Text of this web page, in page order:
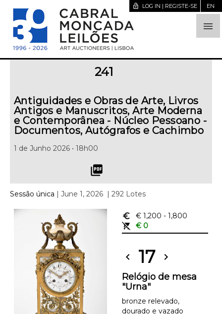

lock_open LOG IN | REGISTE-SE EN
241
Antiguidades e Obras de Arte, Livros
Antigos e Manuscritos, Arte Moderna
e Contemporânea - Núcleo Pessoano -
Documentos, Autógrafos e Cachimbo
1 de Junho 2026 • 18h00
picture_as_pdf
Sessão única | June 1, 2026 | 292 Lotes
euro_symbol € 1,200 - 1,800
remove_shopping_cart
€ 0
chevron_left 17 chevron_right
Relógio de mesa
"Urna"
bronze relevado,
dourado e vazado